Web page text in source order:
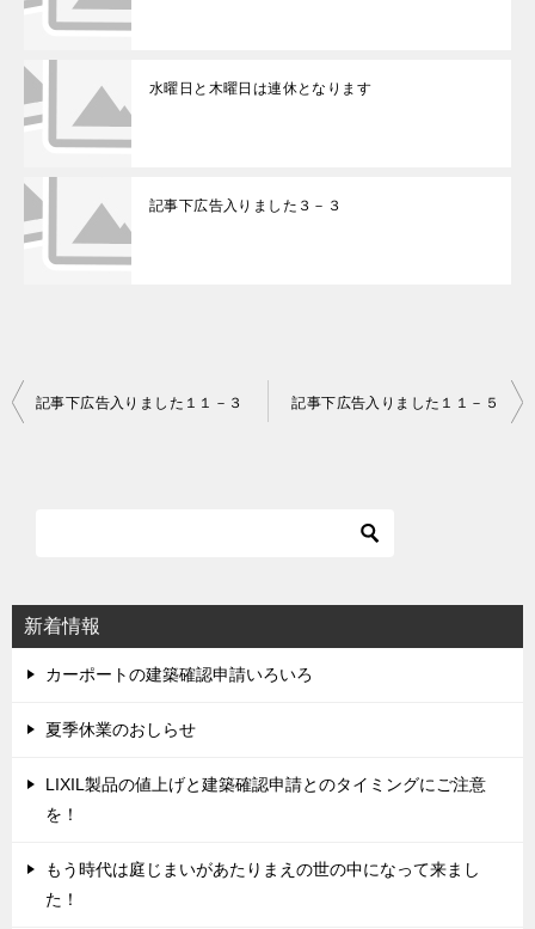
水曜日と木曜日は連休となります
記事下広告入りました３－３
シ
ョ
ン
記事下広告入りました１１－３ 記事下広告入りました１１－５
新着情報
カーポートの建築確認申請いろいろ
夏季休業のおしらせ
LIXIL製品の値上げと建築確認申請とのタイミングにご注意
を！
もう時代は庭じまいがあたりまえの世の中になって来まし
た！